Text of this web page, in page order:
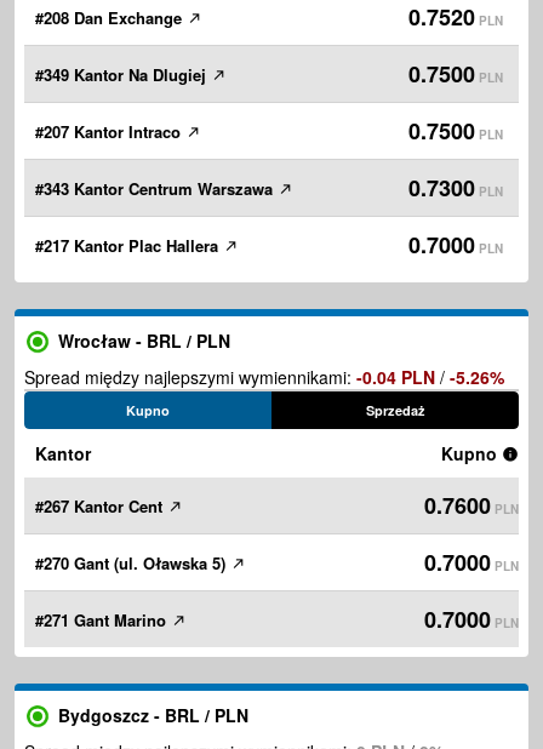
#208 Dan Exchange 0.7520 PLN
#349 Kantor Na Dlugiej 0.7500 PLN
#207 Kantor Intraco 0.7500 PLN
#343 Kantor Centrum Warszawa 0.7300 PLN
#217 Kantor Plac Hallera 0.7000 PLN
Wrocław - BRL / PLN
Spread między najlepszymi wymiennikami: -0.04 PLN / -5.26%
Kupno Sprzedaż
Kantor Kupno
#267 Kantor Cent 0.7600 PLN
#270 Gant (ul. Oławska 5) 0.7000 PLN
#271 Gant Marino 0.7000 PLN
Bydgoszcz - BRL / PLN